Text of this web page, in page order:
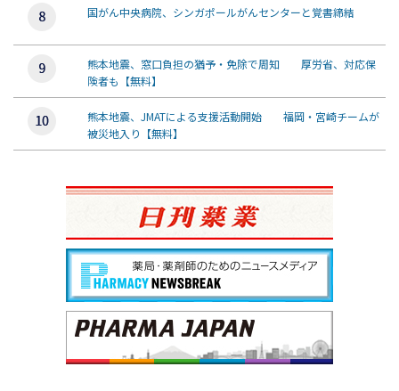
国がん中央病院、シンガポールがんセンターと覚書締結
熊本地震、窓口負担の猶予・免除で周知 厚労省、対応保
険者も【無料】
熊本地震、JMATによる支援活動開始 福岡・宮崎チームが
被災地入り【無料】